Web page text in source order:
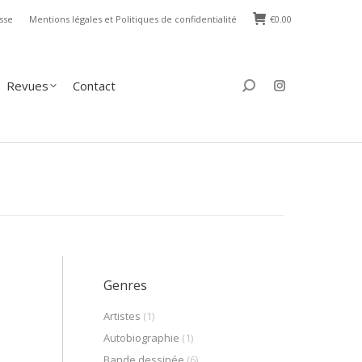
Mentions légales et Politiques de confidentialité €0.00
Revues Contact Search:
Genres
Artistes (1)
Autobiographie (1)